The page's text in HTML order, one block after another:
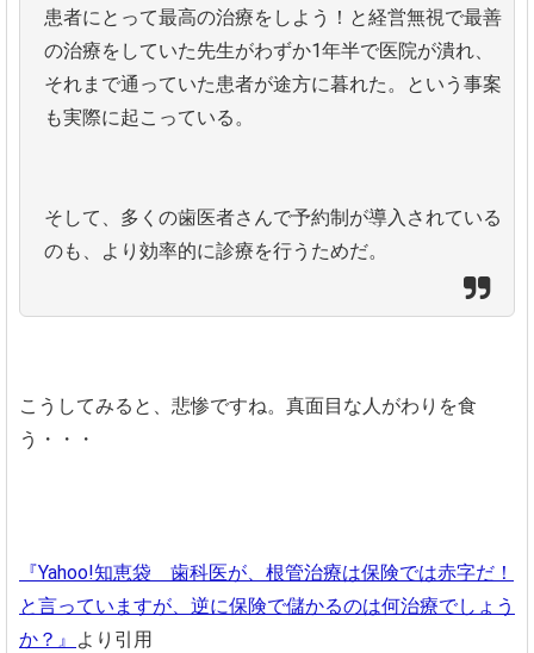
患者にとって最高の治療をしよう！と経営無視で最善
の治療をしていた先生がわずか1年半で医院が潰れ、
それまで通っていた患者が途方に暮れた。という事案
も実際に起こっている。
そして、多くの歯医者さんで予約制が導入されている
のも、より効率的に診療を行うためだ。
こうしてみると、悲惨ですね。真面目な人がわりを食
う・・・
『Yahoo!知恵袋 歯科医が、根管治療は保険では赤字だ！
と言っていますが、逆に保険で儲かるのは何治療でしょう
か？』 より引用